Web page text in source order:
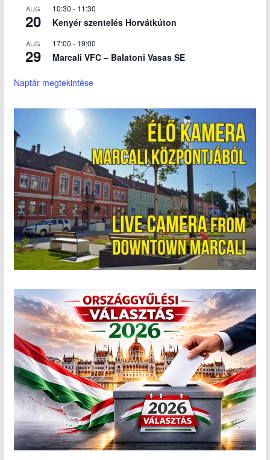
AUG
20
10:30 - 11:30
Kenyér szentelés Horvátkúton
AUG
29
17:00 - 19:00
Marcali VFC – Balatoni Vasas SE
Naptár megtekintése